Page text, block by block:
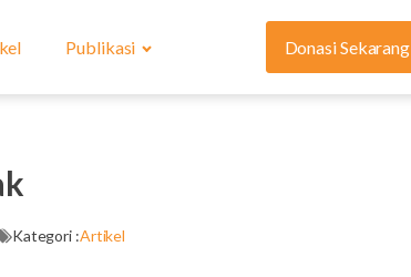
Publikasi Donasi Sekarang
Kategori :Artikel